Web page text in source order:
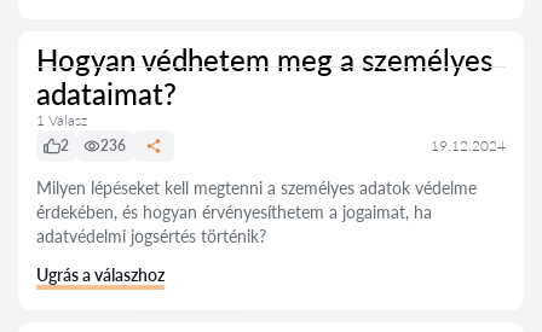
Hogyan védhetem meg a személyes
adataimat?
1 Válasz
2
236 19.12.2024
Milyen lépéseket kell megtenni a személyes adatok védelme
érdekében, és hogyan érvényesíthetem a jogaimat, ha
adatvédelmi jogsértés történik?
Ugrás a válaszhoz